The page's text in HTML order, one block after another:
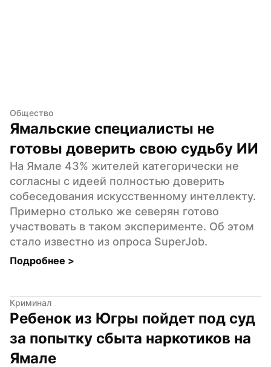
Общество
Ямальские специалисты не
готовы доверить свою судьбу ИИ
На Ямале 43% жителей категорически не
согласны с идеей полностью доверить
собеседования искусственному интеллекту.
Примерно столько же северян готово
участвовать в таком эксперименте. Об этом
стало известно из опроса SuperJob.
Подробнее >
Криминал
Ребенок из Югры пойдет под суд
за попытку сбыта наркотиков на
Ямале